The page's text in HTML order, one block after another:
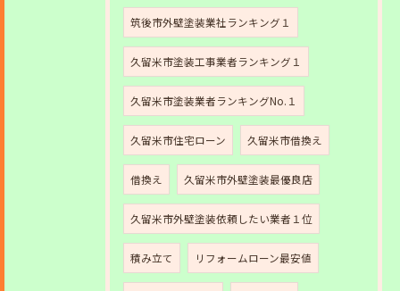
筑後市外壁塗装業社ランキング１
久留米市塗装工事業者ランキング１
久留米市塗装業者ランキングNo.１
久留米市住宅ローン 久留米市借換え
借換え 久留米市外壁塗装最優良店
久留米市外壁塗装依頼したい業者１位
積み立て リフォームローン最安値